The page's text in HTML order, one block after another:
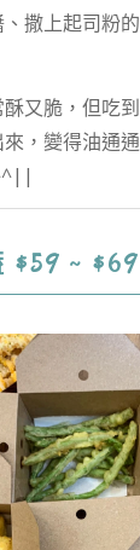
撒上起司粉
又脆，但吃
，變得油通
$59 ~ $69